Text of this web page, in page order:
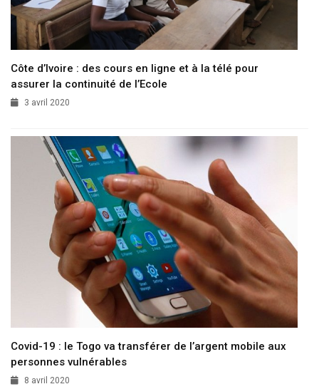
Côte d’Ivoire : des cours en ligne et à la télé pour
assurer la continuité de l’Ecole
3 avril 2020
Covid-19 : le Togo va transférer de l’argent mobile aux
personnes vulnérables
8 avril 2020